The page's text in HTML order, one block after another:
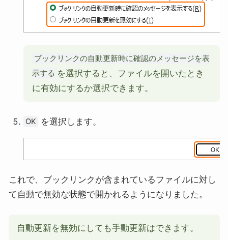
ブックリンクの自動更新時に確認のメッセージを表
示する を選択すると、ファイルを開いたとき
に有効にするか選択できます。
OK を選択します。
これで、ブックリンクが含まれているファイルに対し
て自動で無効な状態で開かれるようになりました。
自動更新を無効にしても手動更新はできます。